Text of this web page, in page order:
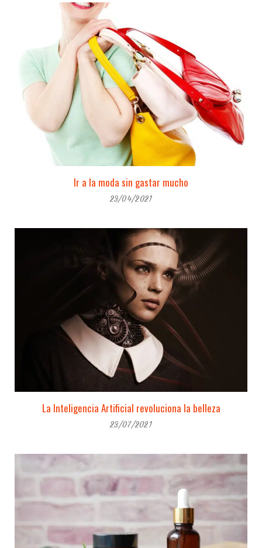
Ir a la moda sin gastar mucho
23/04/2021
La Inteligencia Artificial revoluciona la belleza
23/07/2021